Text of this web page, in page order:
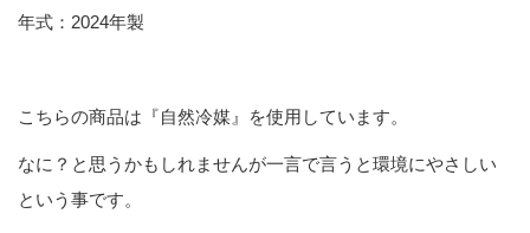
年式：2024年製
こちらの商品は『自然冷媒』を使用しています。
なに？と思うかもしれませんが一言で言うと環境にやさしい
という事です。